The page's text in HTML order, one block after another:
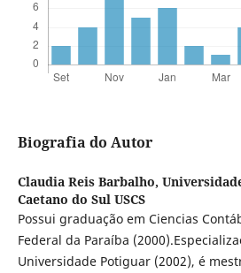
Biografia do Autor
Claudia Reis Barbalho,
Caetano do Sul USCS
Possui graduação em Ciencias
Federal da Paraíba
Universidade Potiguar (2002), é